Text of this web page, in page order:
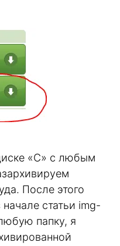
«C» с любым
После этого
статьи img-
папку, я